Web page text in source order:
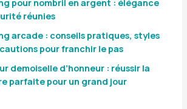
pour nombril en argent : élégance
réunies
arcade : conseils pratiques, styles
pour franchir le pas
demoiselle d’honneur : réussir la
parfaite pour un grand jour